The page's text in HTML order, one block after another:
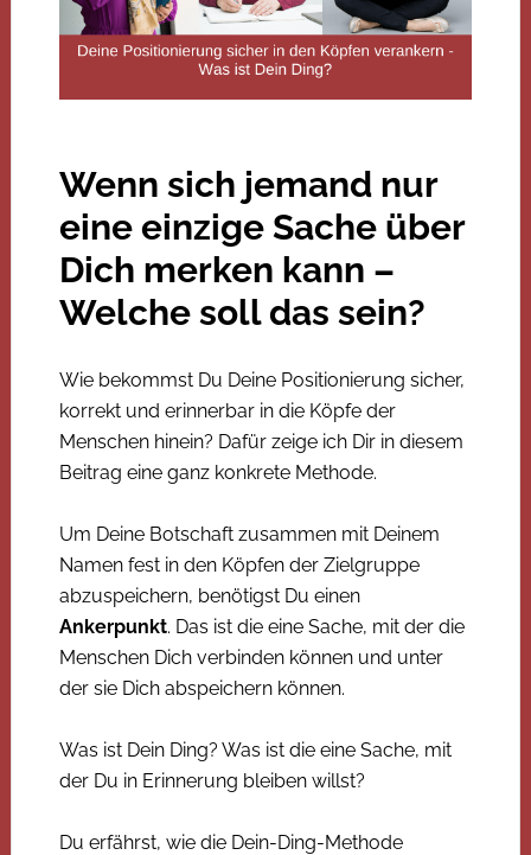
Wenn sich jemand nur
eine einzige Sache über
Dich merken kann –
Welche soll das sein?
Wie bekommst Du Deine Positionierung sicher,
korrekt und erinnerbar in die Köpfe der
Menschen hinein? Dafür zeige ich Dir in diesem
Beitrag eine ganz konkrete Methode.
Um Deine Botschaft zusammen mit Deinem
Namen fest in den Köpfen der Zielgruppe
abzuspeichern, benötigst Du einen
Ankerpunkt. Das ist die eine Sache, mit der die
Menschen Dich verbinden können und unter
der sie Dich abspeichern können.
Was ist Dein Ding? Was ist die eine Sache, mit
der Du in Erinnerung bleiben willst?
Du erfährst, wie die Dein-Ding-Methode